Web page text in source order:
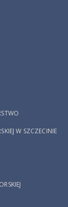
W SZCZECINIE